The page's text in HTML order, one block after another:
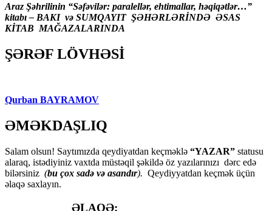
Araz Şəhrilinin “Səfəvilər: paralellər, ehtimallar, həqiqətlər…”
kitabı – BAKI və SUMQAYIT ŞƏHƏRLƏRİNDƏ ƏSAS
KİTAB MAĞAZALARINDA
ŞƏRƏF LÖVHƏSİ
Qurban BAYRAMOV
ƏMƏKDAŞLIQ
Salam olsun! Saytımızda qeydiyatdan keçməklə “YAZAR” statusu
alaraq, istədiyiniz vaxtda müstəqil şəkildə öz yazılarınızı dərc edə
bilərsiniz (bu çox sadə və asandır). Qeydiyyatdan keçmək üçün
əlaqə saxlayın.
ƏLAQƏ: